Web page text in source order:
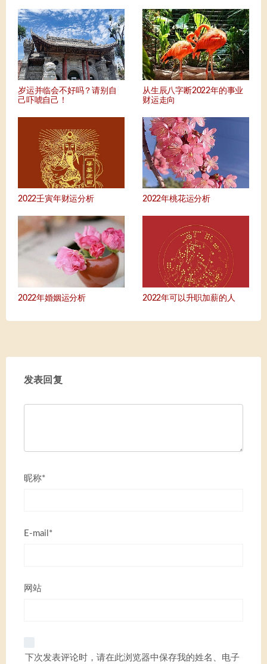
岁运并临会不好吗？请别自
己吓唬自己！
从生辰八字断2022年的事业
财运走向
2022壬寅年财运分析 2022年桃花运分析
2022年婚姻运分析 2022年可以升职加薪的人
发表回复
昵称*
E-mail*
网站
下次发表评论时，请在此浏览器中保存我的姓名、电子